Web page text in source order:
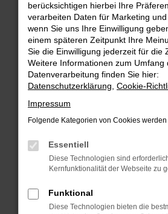
Fehler: Network
Beim Laden ist ein Fehler
Hier sind ein paar Tipps, die
Überprüfe deine Firewall
Internetverbindung.
Laden andere Webseiten,
deine Suchmaschine?
Manche Erweiterungen,
können das Laden
anderen Browser oder in
Fenster?
berücksichtigen hierbei Ihre
verarbeiten Daten für Marketing und
wenn Sie uns Ihre Einwilligung
einem späteren Zeitpunkt Ihre
Sie die Einwilligung jederzeit für die
Weitere Informationen zum Umfang
Datenverarbeitung finden Sie hier:
Datenschutzerklärung Cookie-
Impressum
Folgende Kategorien von Cookies
Essentiell
Diese Technologien sind
Kernfunktionalität der Webseite zu
Funktional
Diese Technologien bieten die